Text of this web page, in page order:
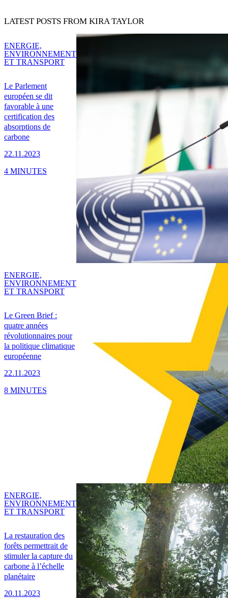
LATEST POSTS FROM KIRA TAYLOR
Le Parlement
européen se dit
favorable à une
certification des
absorptions de
carbone
22.11.2023
ENERGIE,
ENVIRONNEMENT
ET TRANSPORT
4 MINUTES
Le Green Brief :
quatre années
révolutionnaires pour
la politique climatique
européenne
22.11.2023
ENERGIE,
ENVIRONNEMENT
ET TRANSPORT
8 MINUTES
La restauration des
forêts permettrait de
stimuler la capture du
carbone à l’échelle
planétaire
20.11.2023
ENERGIE,
ENVIRONNEMENT
ET TRANSPORT